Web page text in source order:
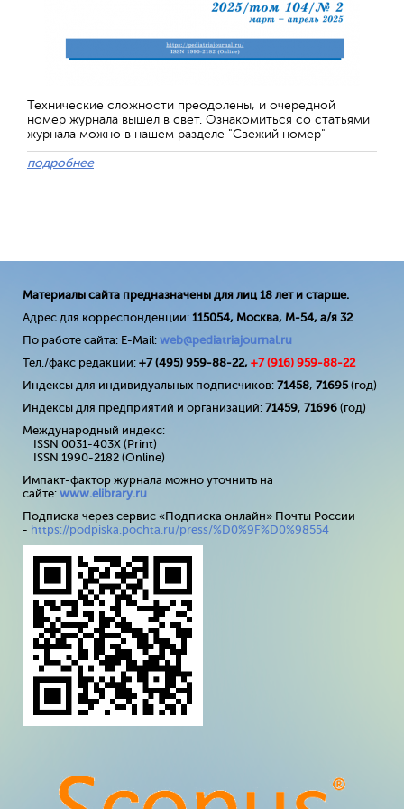
Технические сложности преодолены, и очередной
номер журнала вышел в свет. Ознакомиться со статьями
журнала можно в нашем разделе "Свежий номер"
подробнее
Материалы сайта предназначены для лиц 18 лет и старше.
Адрес для корреспонденции: 115054, Москва, М-54, а/я 32.
По работе сайта: E-Mail: web@pediatriajournal.ru
Тел./факс редакции: +7 (495) 959-88-22, +7 (916) 959-88-22
Индексы для индивидуальных подписчиков: 71458, 71695(год)
Индексы для предприятий и организаций: 71459, 71696 (год)
Международный индекс:
ISSN 0031-403X (Print)
ISSN 1990-2182 (Online)
Импакт-фактор журнала можно уточнить на
сайте: www.elibrary.ru
Подписка через сервис «Подписка онлайн» Почты России
- https://podpiska.pochta.ru/press/%D0%9F%D0%98554